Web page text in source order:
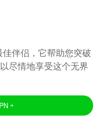
伴侣，它帮助您突破
尽情地享受这个无界